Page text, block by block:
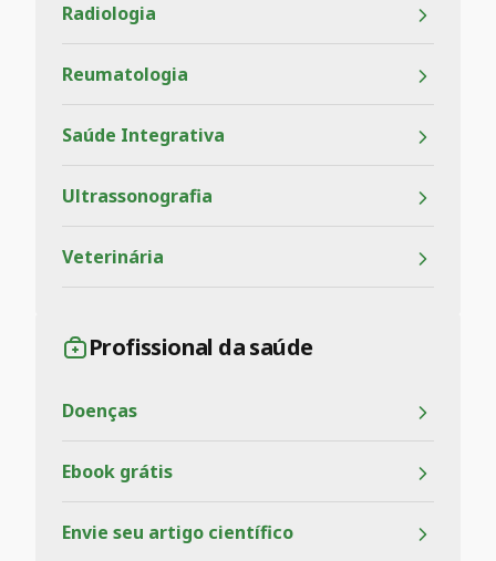
Radiologia
Reumatologia
Saúde Integrativa
Ultrassonografia
Veterinária
Profissional da saúde
Doenças
Ebook grátis
Envie seu artigo científico